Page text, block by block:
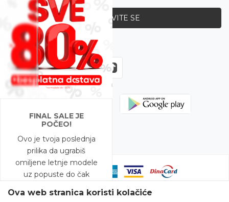
FINAL SALE JE
POČEO!
Ovo je tvoja poslednja
prilika da ugrabiš
omiljene letnje modele
uz popuste do čak
PRIJAVITE SE
Zapratite nas
Ova web stranica koristi kolačiće